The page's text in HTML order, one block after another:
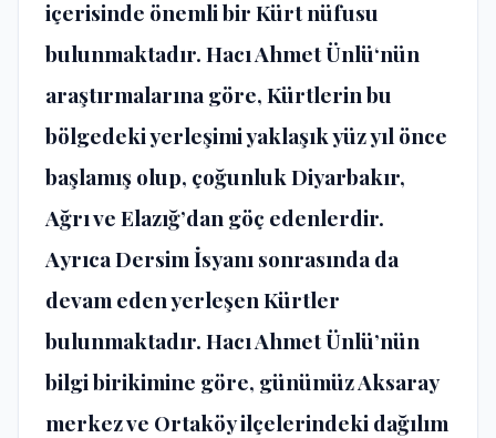
içerisinde önemli bir Kürt nüfusu
bulunmaktadır.Hacı Ahmet Ünlü‘nün
araştırmalarına göre, Kürtlerin bu
bölgedeki yerleşimi yaklaşık yüz yıl önce
başlamış olup, çoğunluk Diyarbakır,
Ağrı ve Elazığ’dan göç edenlerdir.
Ayrıca Dersim İsyanı sonrasında da
devam eden yerleşen Kürtler
bulunmaktadır. Hacı Ahmet Ünlü’nün
bilgi birikimine göre, günümüz Aksaray
merkez ve Ortaköy ilçelerindeki dağılım